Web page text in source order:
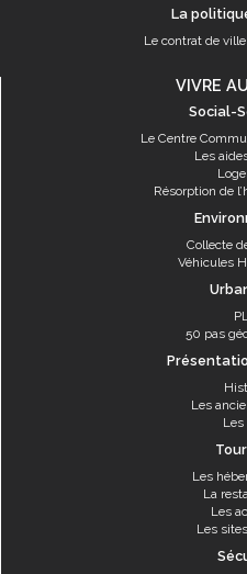
La
Le contrat de
VIVRE
Social-
Le Centre
Les
Résorption de
Collecte
Véhicules
50 pas
Les
Les
Les
La
Les
Les